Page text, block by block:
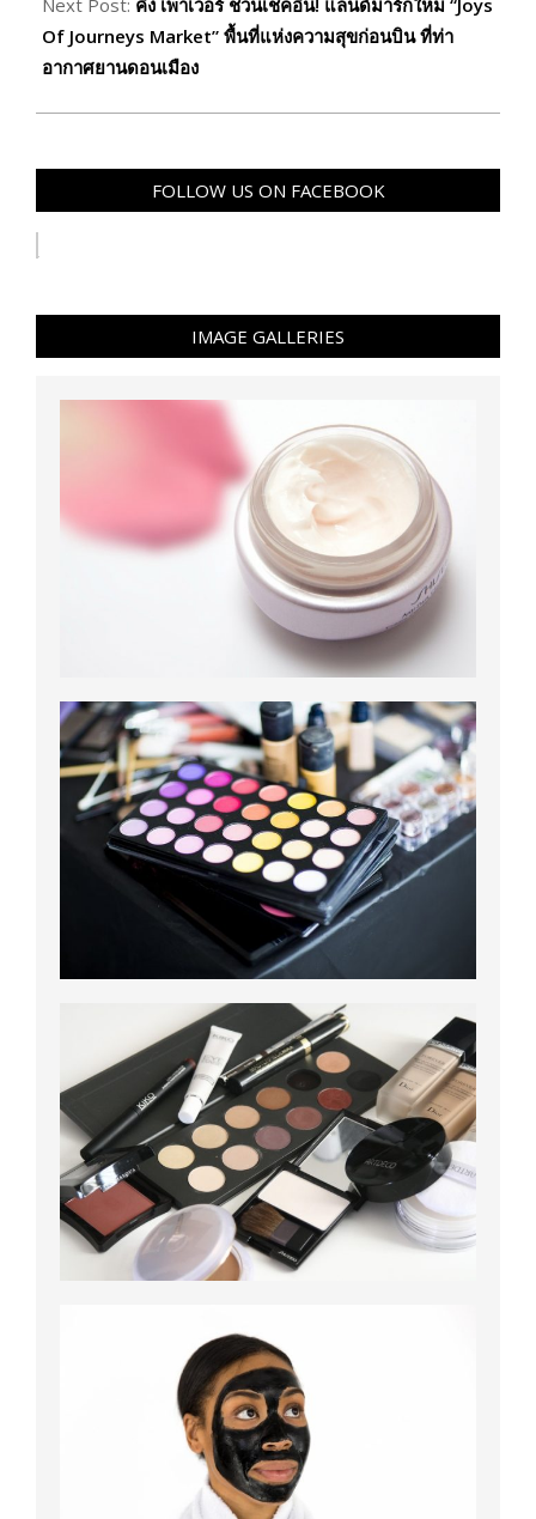
Of Journeys Market” พื้นที่แห่งความสุขก่อนบิน ที่ท่า
อากาศยานดอนเมือง
FOLLOW US ON FACEBOOK
IMAGE GALLERIES